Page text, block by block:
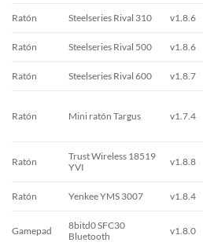
Ratón Steelseries Rival 310 v1.8.6
Ratón Steelseries Rival 500 v1.8.6
Ratón Steelseries Rival 600 v1.8.7
Ratón Mini ratón Targus v1.7.4
Ratón
Trust Wireless 18519
YVI
v1.8.8
Ratón Yenkee YMS 3007 v1.8.4
Gamepad
8bitd0 SFC30
Bluetooth
v1.8.0